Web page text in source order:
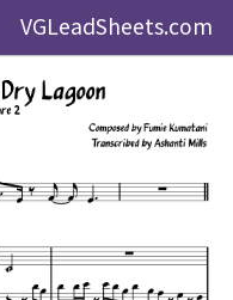
VGLeadSheets.com